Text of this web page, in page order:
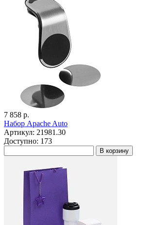
7 858 р.
Набор Apache Auto
Артикул: 21981.30
Доступно: 173
В корзину